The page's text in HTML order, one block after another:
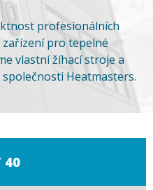
profesionálních
pro tepelné
vlastní žíhací stroje a
Heatmasters.
40